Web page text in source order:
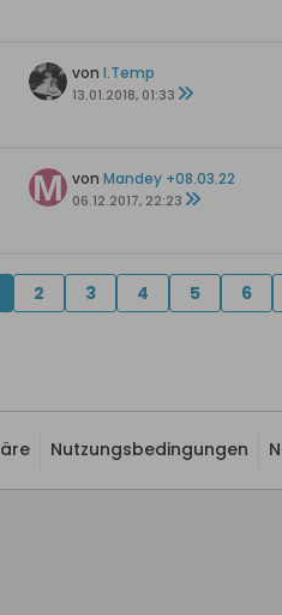
von I.Temp
13.01.2018, 01:33
von Mandey +08.03.22
06.12.2017, 22:23
2 3 4 5 6
Nutzungsbedingungen